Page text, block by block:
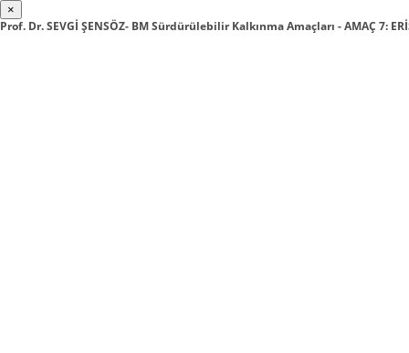
×
Prof. Dr. SEVGİ ŞENSÖZ- BM Sürdürülebilir Kalkınma Amaçları - AMAÇ 7: